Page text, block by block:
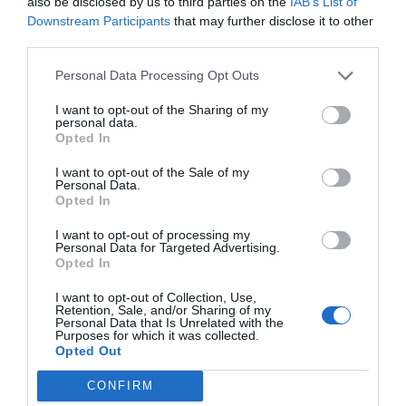
Downstream Participants that may further disclose it to other
Personal Data Processing Opt Outs
I want to opt-out of the Sharing of my
personal data.
Opted In
I want to opt-out of the Sale of my
Personal Data.
Opted In
I want to opt-out of processing my
Personal Data for Targeted Advertising.
Opted In
I want to opt-out of Collection, Use,
Retention, Sale, and/or Sharing of my
Personal Data that Is Unrelated with the
Purposes for which it was collected.
Opted Out
CONFIRM
i es desenvolupin, però també polítiques d’estímul
a la posterior continuïtat del creixement per tal
d’adquirir, per desenvolupament endogen o per
competitivitat en mercats exteriors, i uns
sistemes de gestió professionalitzada d’acord
amb les necessitats de la nova dimensió. També
s’hauria de veure si cal revisar algunes
creixement, fent-ho evidentment de forma
selectiva per no perjudicar aquells sectors que,
per la seva naturalesa i el seu àmbit d’actuació,
poden seguir estant integrats per empreses
petites.
AfegirVIA Empresacom a font preferida de